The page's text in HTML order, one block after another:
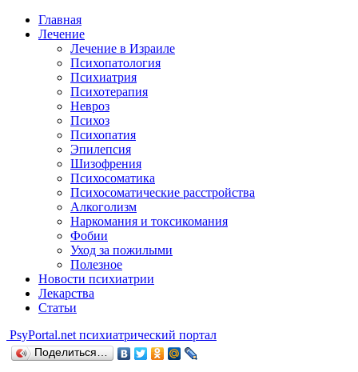
Главная
Лечение
Лечение в Израиле
Психопатология
Психиатрия
Психотерапия
Невроз
Психоз
Психопатия
Эпилепсия
Шизофрения
Психосоматика
Психосоматические расстройства
Алкоголизм
Наркомания и токсикомания
Фобии
Уход за пожилыми
Полезное
Новости психиатрии
Лекарства
Статьи
PsyPortal.net психиатрический портал
Поделиться…